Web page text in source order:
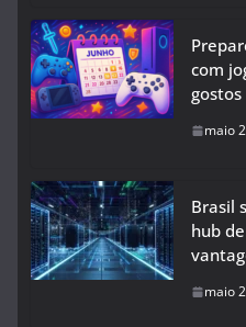
com
gostos
maio
Brasil
hub
maio